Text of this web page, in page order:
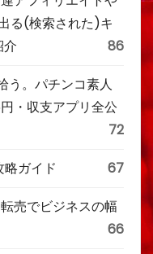
る(検索された)キ
介
86
う。パチンコ素人
・収支アプリ全公
72
略ガイド 67
売でビジネスの幅
66